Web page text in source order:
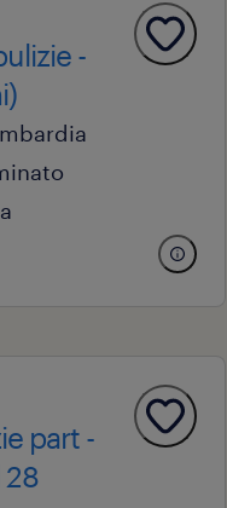
-
part -
28